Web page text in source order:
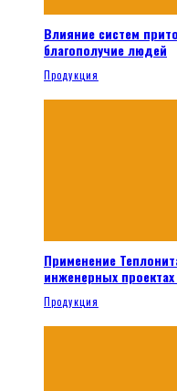
Влияние систем
благополучие людей
Продукция
Применение
инженерных
Продукция